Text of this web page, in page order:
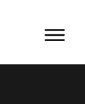
MENU